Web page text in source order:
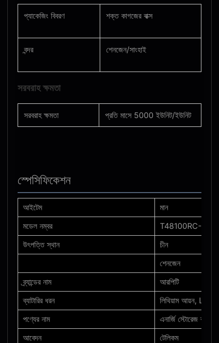
প্যাকেজিং বিবরণ শক্ত কাগজের বাক্স
বন্দর শেনজেন/সাংহাই
সরবরাহ ক্ষমতা
সরবরাহ ক্ষমতা প্রতি মাসে 5000 ইউনিট/ইউনিট
স্পেসিফিকেশন
আইটেম
মান
মডেল নম্বর
T48100RC-3U
উৎপত্তি স্থান
চীন
শেনজেন
ব্র্যান্ডের নাম
আরপিটি
ব্যাটারির ধরন
লিথিয়াম আয়ন,
পণ্যের নাম
এনার্জি স্টোরেজ ব্যাটারি
আবেদন
টেলিকম